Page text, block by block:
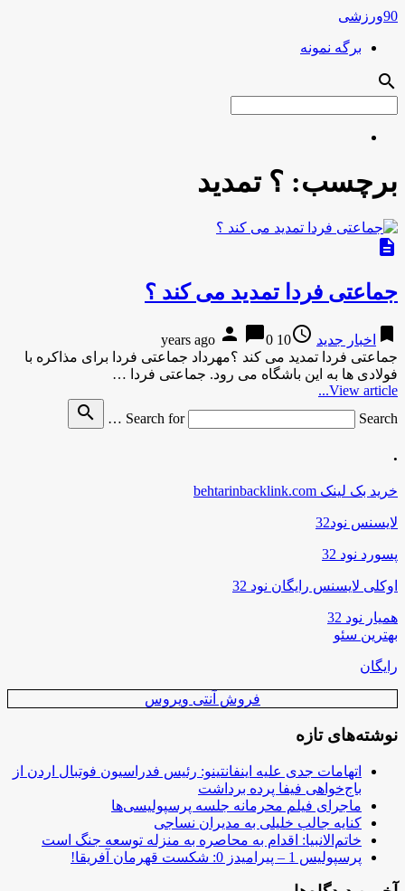
90ورزشی
برگه نمونه
search
برچسب: ؟ تمدید
description
جماعتی فردا تمدید می کند ؟
bookmark اخبار جدید access_time
10 years ago
person chat_bubble0
جماعتی فردا تمدید می کند ؟مهرداد جماعتی فردا برای مذاکره با
فولادی ها به این باشگاه می رود. جماعتی فردا …
View article...
Search for
Search …
search
.
خرید بک لینک behtarinbacklink.com
لایسنس نود32
پسورد نود 32
اوکلی لایسنس رایگان نود 32
همیار نود 32
بهترین سئو
رایگان
فروش آنتی ویروس
نوشته‌های تازه
اتهامات جدی علیه اینفانتینو: رئیس فدراسیون فوتبال اردن از
باج‌خواهی فیفا پرده برداشت
ماجرای فیلم محرمانه جلسه پرسپولیسی‌ها
کنایه جالب خلیلی به مدیران نساجی
خاتم‌الانبیا: اقدام به محاصره به منزله توسعه جنگ است
پرسپولیس 1 – پیرامیدز 0: شکست قهرمان آفریقا!